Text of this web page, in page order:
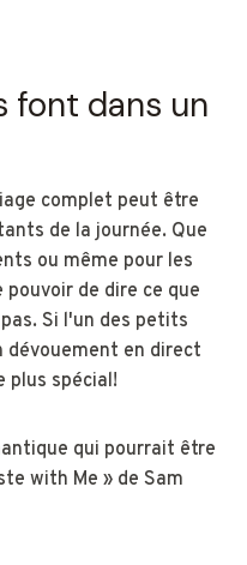
font dans un
complet peut être
de la journée. Que
ou même pour les
de dire ce que
Si l'un des petits
dévouement en direct
plus spécial!
qui pourrait être
with Me » de Sam